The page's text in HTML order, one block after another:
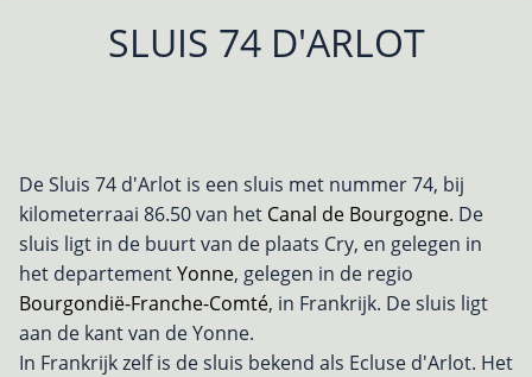
SLUIS 74 D'ARLOT
De Sluis 74 d'Arlot is een sluis met nummer 74, bij
kilometerraai 86.50 van het Canal de Bourgogne. De
sluis ligt in de buurt van de plaats Cry, en gelegen in
het departementYonne, gelegen in de regio
Bourgondië-Franche-Comté, in Frankrijk. De sluis ligt
aan de kant van de Yonne.
In Frankrijk zelf is de sluis bekend als Ecluse d'Arlot. Het